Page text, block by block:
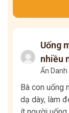
Uống
nhiều
Ẩn Danh
Bà con uống
dạ dày, làm